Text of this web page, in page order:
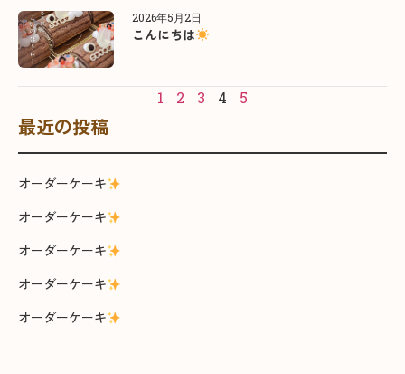
最近の投稿
オーダーケーキ
オーダーケーキ
オーダーケーキ
オーダーケーキ
オーダーケーキ
2026年5月2日
こんにちは
1 2 3 4 5